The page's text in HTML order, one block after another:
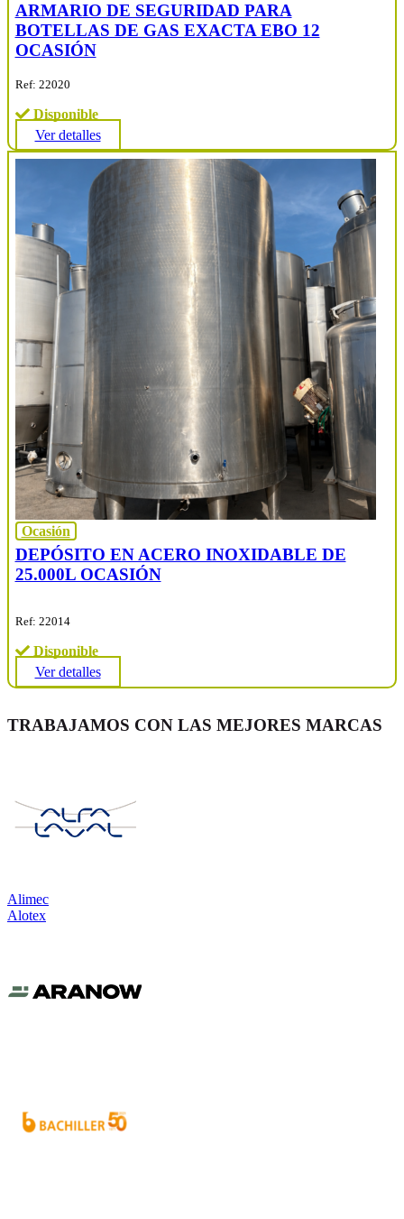
ARMARIO DE SEGURIDAD PARA
BOTELLAS DE GAS EXACTA EBO 12
OCASIÓN
Ref: 22020
Disponible
Ver detalles
Ocasión
DEPÓSITO EN ACERO INOXIDABLE DE
25.000L OCASIÓN
Ref: 22014
Disponible
Ver detalles
TRABAJAMOS CON LAS MEJORES MARCAS
Alimec
Alotex